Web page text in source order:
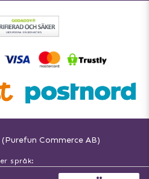
Commerce AB)
språk: